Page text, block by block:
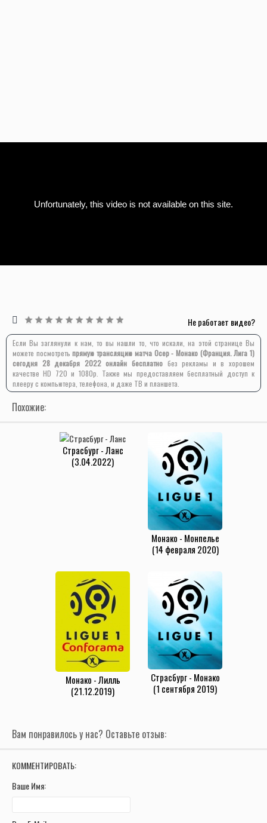
Не работает видео?
Если Вы заглянули к нам, то вы нашли то, что искали, на этой странице Вы
можете посмотретьпрямую трансляцию матча Осер - Монако (Франция. Лига 1)
сегодня 28 декабря 2022 онлайн бесплатно без рекламы и в хорошем
качестве HD 720 и 1080p. Также мы предоставляем бесплатный доступ к
плееру с компьютера, телефона, и даже ТВ и планшета.
Похожие:
Страсбург - Ланс
(3.04.2022)
Монако - Монпелье
(14 февраля 2020)
Монако - Лилль
(21.12.2019)
Страсбург - Монако
(1 сентября 2019)
Вам понравилось у нас? Оставьте отзыв:
КОММЕНТИРОВАТЬ:
Ваше Имя: